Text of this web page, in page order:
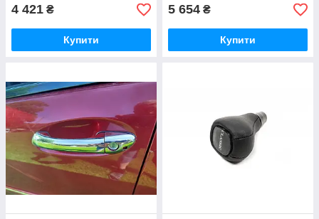
4 421 ₴
Купити
5 654 ₴
Купити